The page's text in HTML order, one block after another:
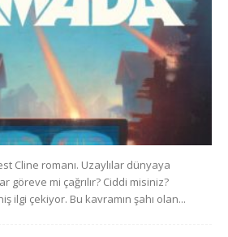
Cline romanı. Uzaylılar dünyaya
göreve mi çağrılır? Ciddi misiniz?
ilgi çekiyor. Bu kavramın şahı olan...